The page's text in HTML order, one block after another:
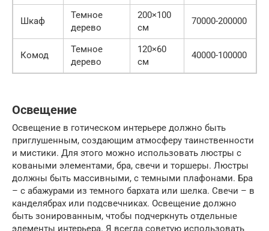
Шкаф
Темное
дерево
200×100
см
70000-200000
Комод
Темное
дерево
120×60
см
40000-100000
Освещение
Освещение в готическом интерьере должно быть
приглушенным, создающим атмосферу таинственности
и мистики. Для этого можно использовать люстры с
коваными элементами, бра, свечи и торшеры. Люстры
должны быть массивными, с темными плафонами. Бра
– с абажурами из темного бархата или шелка. Свечи – в
канделябрах или подсвечниках. Освещение должно
быть зонированным, чтобы подчеркнуть отдельные
элементы интерьера. Я всегда советую использовать